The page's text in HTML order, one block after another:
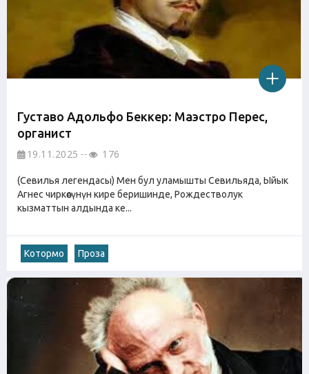
Густаво Адольфо Беккер: Маэстро Перес,
органист
19.11.2025 176
(Севилья легендасы) Мен бул уламышты Севильяда, Ыйык
Агнес чиркөөсүнүн кире беришинде, Рождестволук
кызматтын алдында ке...
Котормо Проза